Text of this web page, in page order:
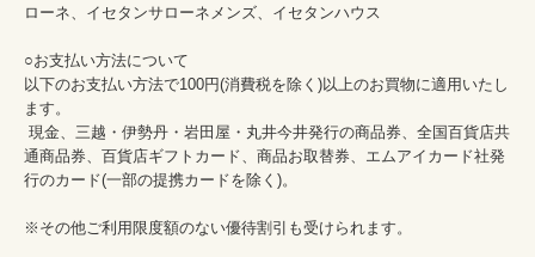
ローネ、イセタンサローネメンズ、イセタンハウス
○お支払い方法について
以下のお支払い方法で100円(消費税を除く)以上のお買物に適用いたし
ます。
通商品券、百貨店ギフトカード、商品お取替券、エムアイカード社発
行のカード(一部の提携カードを除く)。
※その他ご利用限度額のない優待割引も受けられます。